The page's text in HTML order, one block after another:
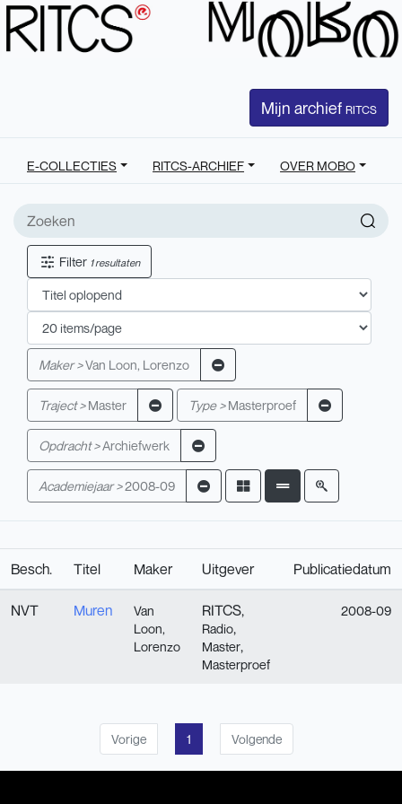
Mijn archief RITCS
E-COLLECTIES RITCS-ARCHIEF OVER MOBO
Filter 1 resultaten
Maker >Van Loon, Lorenzo
Traject > Master Type > Masterproef
Opdracht >Archiefwerk
Academiejaar >2008-09
Besch. Titel Maker Uitgever Publicatiedatum
NVT Muren
Van
Loon,
Lorenzo
RITCS,
Radio,
Master,
Masterproef
2008-09
Vorige 1 Volgende